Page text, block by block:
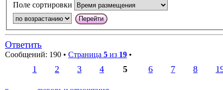
Поле сортировки
Ответить
Сообщений: 190 • Страница 5 из 19 •
1 2 3 4 5 6 7 8